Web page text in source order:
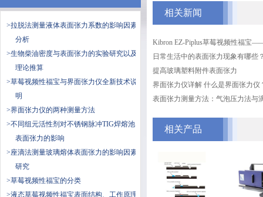
>拉脱法测量液体表面张力系数的影响因素
分析
>生物柴油密度与表面张力的实验研究以及
理论推算
>草莓视频性福宝与界面张力仪全新技术说
明
>界面张力仪的两种测量方法
>不同组元活性剂对不锈钢脉冲TIG焊熔池
表面张力的影响
>座滴法测量玻璃熔体表面张力的影响因素
研究
>草莓视频性福宝的分类
>液态草莓视频性福宝表面结构、工作原理
相关新闻
Kibron EZ-Piplus草莓视频性福宝
日常生活中的表面张力现象有哪些
提高玻璃塑料附件表面张力
界面张力仪详解 什么是界面张力仪
表面张力测量方法：气泡压力法与
相关产品